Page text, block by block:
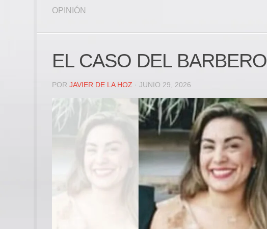
OPINIÓN
EL CASO DEL BARBERO
POR JAVIER DE LA HOZ · JUNIO 29, 2026